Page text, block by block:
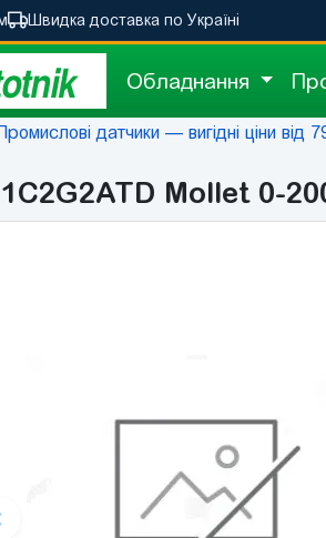
Швидка доставка по Україні
Обладнання
датчики — вигідні ціни від
Mollet 0-